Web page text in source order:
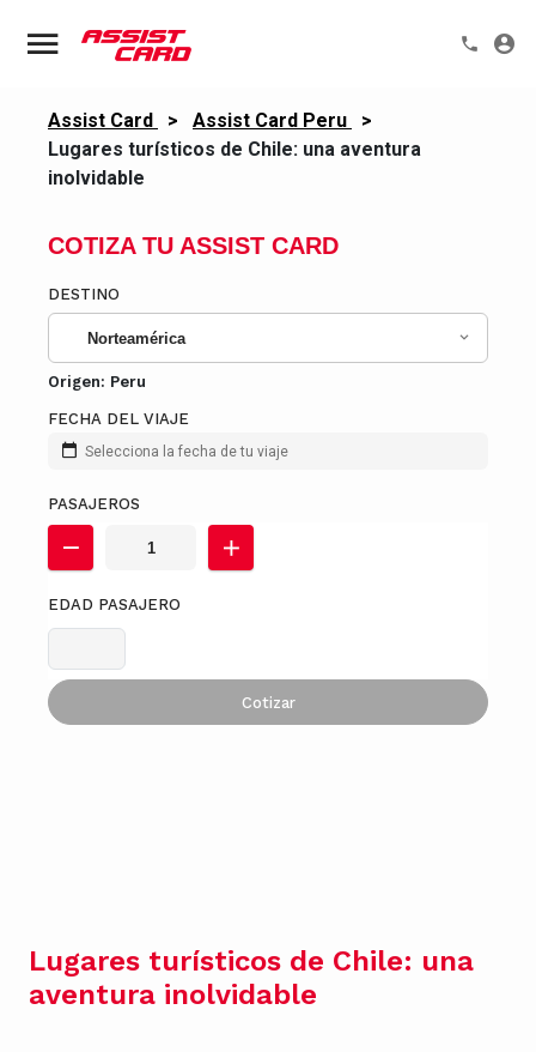
Assist Card > Assist Card Peru
>
Lugares turísticos de Chile: una aventura
inolvidable
COTIZA TU ASSIST CARD
DESTINO
Norteamérica
Origen: Peru
FECHA DEL VIAJE
Selecciona la fecha de tu viaje
PASAJEROS
EDAD PASAJERO
Cotizar
Lugares turísticos de Chile: una
aventura inolvidable